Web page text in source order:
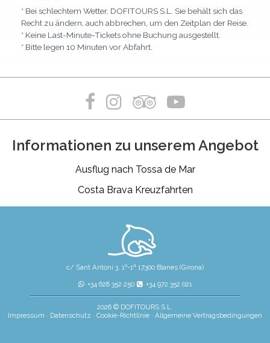
* Bei schlechtem Wetter, DOFITOURS S.L. Sie behält sich das
Recht zu ändern, auch abbrechen, um den Zeitplan der Reise.
* Keine Last-Minute-Tickets ohne Buchung ausgestellt.
* Bitte legen 10 Minuten vor Abfahrt.
Informationen zu unserem Angebot
Ausflug nach Tossa de Mar
Costa Brava Kreuzfahrten
c/ Sant Antoni 3. 1º-1ª 17300 Blanes (Girona)
+34 628 352 250
+34 972 352 021
2026 © DOFITOURS S.L.
Impressum · Datenschutz · Cookie-Richtlinie · Allgemeine Vertragsbedingungen